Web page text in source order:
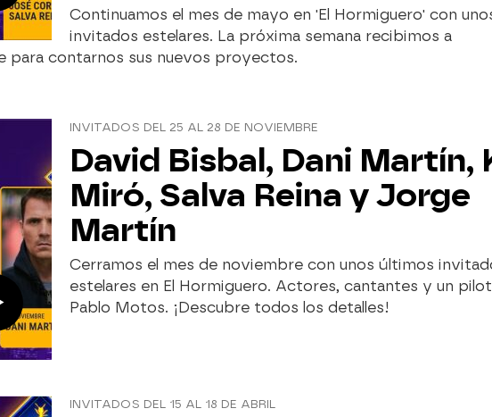
Continuamos el mes de mayo en 'El Hormiguero' con
invitados estelares. La próxima semana recibimos a
para contarnos sus nuevos proyectos.
INVITADOS DEL 25 AL 28 DE NOVIEMBRE
David Bisbal, Dani Martín,
Miró, Salva Reina y Jorge
Martín
Cerramos el mes de noviembre con unos últimos
estelares en El Hormiguero. Actores, cantantes y un
Pablo Motos. ¡Descubre todos los detalles!
INVITADOS DEL 15 AL 18 DE ABRIL